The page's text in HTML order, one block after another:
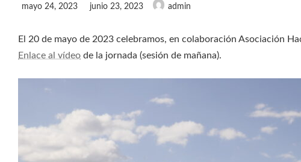
mayo 24, 2023
actualización
junio 23, 2023 admin
El 20 de mayo de 2023 celebramos, en colaboración Asociación
Enlace al vídeo de la jornada (sesión de mañana).